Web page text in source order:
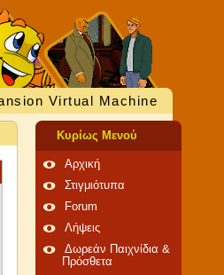
Virtual Machine
Κυρίως Μενού
Αρχική
Στιγμιότυπα
Forum
Λήψεις
Δωρεάν Παιχνίδια &
Πρόσθετα